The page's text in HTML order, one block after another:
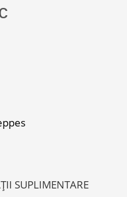
SUPLIMENTARE